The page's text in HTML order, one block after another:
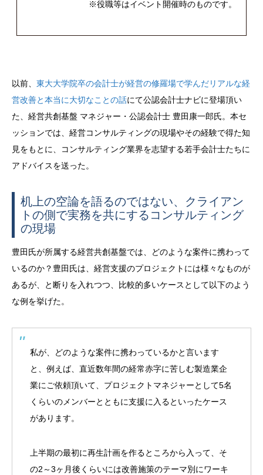
※役職等はイベント開催時のものです。
以前、 東大大学院卒の会計士が経営の修羅場で学んだリアルな経
営改善と本当に大切なことの話にて公認会計士ナビに登場頂い
た、経営共創基盤 マネジャー・公認会計士 豊田康一郎氏。本セ
ッションでは、経営コンサルティングの現場やその経験で得た知
見をもとに、コンサルティング業界を志望する若手会計士たちに
アドバイスを送った。
机上の空論を語るのではない、クライアン
トの側で実務を共にするコンサルティング
の現場
豊田氏が所属する経営共創基盤では、どのような案件に携わって
いるのか？豊田氏は、経営支援のプロジェクトには様々なものが
あるが、と断りを入れつつ、比較的多いケースとして以下のよう
な例を挙げた。
私が、どのような案件に携わっているかと言います
と、例えば、直近数年間の経常赤字に苦しむ製造業企
業にご依頼頂いて、プロジェクトマネジャーとして5名
くらいのメンバーとともに支援に入るといったケース
があります。
上半期の最初に再生計画を作るところから入って、そ
の2～3ヶ月後くらいには改善施策のテーマ別にワーキ